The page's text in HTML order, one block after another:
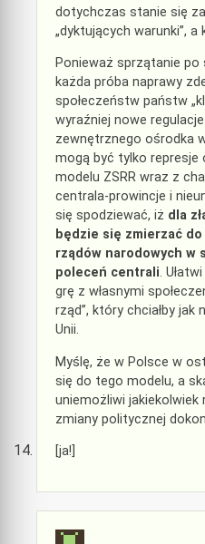
dotychczas stanie się
„dyktujących warunki”, a
Ponieważ sprzątanie
każda próba naprawy
społeczeństw państw
wyraźniej nowe
zewnętrznego ośrodka
mogą być tylko represje
modelu ZSRR wraz z
centrala-prowincje i
się spodziewać, iż dla
będzie się zmierzać
rządów narodowych w
poleceń centrali.
grę z własnymi
rząd”, który chciałby jak
Unii.
Myślę, że w Polsce w
się do tego modelu, a
uniemożliwi
zmiany politycznej
[ja!]